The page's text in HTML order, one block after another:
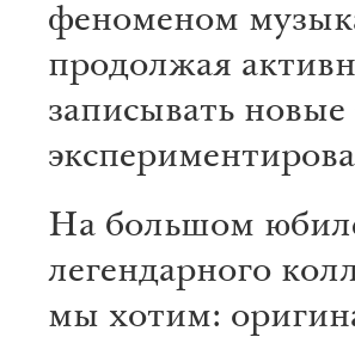
феноменом
продолжая
записывать новые
На большом
легендарного
мы хотим: